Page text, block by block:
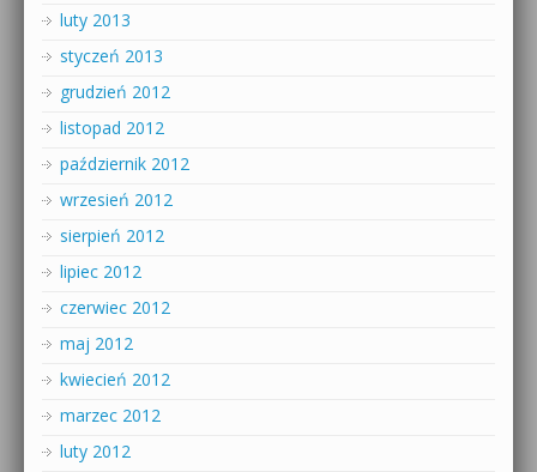
luty 2013
styczeń 2013
grudzień 2012
listopad 2012
październik 2012
wrzesień 2012
sierpień 2012
lipiec 2012
czerwiec 2012
maj 2012
kwiecień 2012
marzec 2012
luty 2012